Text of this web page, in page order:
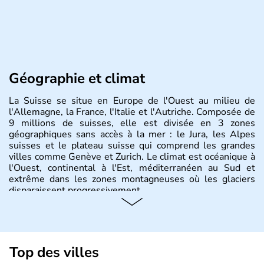
Géographie et climat
La Suisse se situe en Europe de l'Ouest au milieu de
l'Allemagne, la France, l'Italie et l'Autriche. Composée de
9 millions de suisses, elle est divisée en 3 zones
géographiques sans accès à la mer : le Jura, les Alpes
suisses et le plateau suisse qui comprend les grandes
villes comme Genève et Zurich. Le climat est océanique à
l'Ouest, continental à l'Est, méditerranéen au Sud et
extrême dans les zones montagneuses où les glaciers
disparaissent progressivement.
Le peuple Helvète est à l'origine de la fondation de la
Suisse suite à une migration forcée. En 1291, le pacte
féodal marque la naissance de la Suisse sous la forme
Top des villes